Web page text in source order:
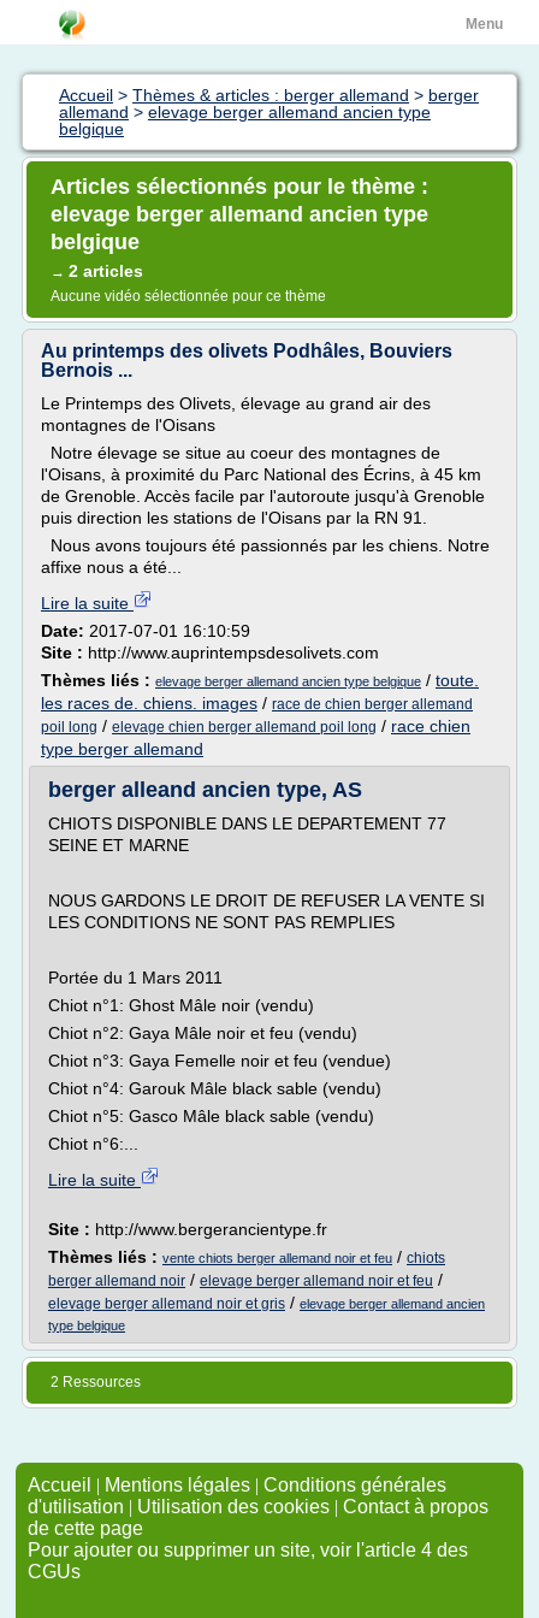
Menu
Accueil > Thèmes & articles : berger allemand > berger
allemand > elevage berger allemand ancien type
belgique
Articles sélectionnés pour le thème :
elevage berger allemand ancien type
belgique
→ 2 articles
Aucune vidéo sélectionnée pour ce thème
Au printemps des olivets Podhâles, Bouviers
Bernois ...
Le Printemps des Olivets, élevage au grand air des
montagnes de l'Oisans
Notre élevage se situe au coeur des montagnes de
l'Oisans, à proximité du Parc National des Écrins, à 45 km
de Grenoble. Accès facile par l'autoroute jusqu'à Grenoble
puis direction les stations de l'Oisans par la RN 91.
Nous avons toujours été passionnés par les chiens. Notre
affixe nous a été...
Lire la suite
Date: 2017-07-01 16:10:59
Site : http://www.auprintempsdesolivets.com
Thèmes liés : elevage berger allemand ancien type belgique / toute.
les races de. chiens. images / race de chien berger allemand
poil long / elevage chien berger allemand poil long / race chien
type berger allemand
berger alleand ancien type, AS
CHIOTS DISPONIBLE DANS LE DEPARTEMENT 77
SEINE ET MARNE
NOUS GARDONS LE DROIT DE REFUSER LA VENTE SI
LES CONDITIONS NE SONT PAS REMPLIES
Portée du 1 Mars 2011
Chiot n°1: Ghost Mâle noir (vendu)
Chiot n°2: Gaya Mâle noir et feu (vendu)
Chiot n°3: Gaya Femelle noir et feu (vendue)
Chiot n°4: Garouk Mâle black sable (vendu)
Chiot n°5: Gasco Mâle black sable (vendu)
Chiot n°6:...
Lire la suite
Site : http://www.bergerancientype.fr
Thèmes liés : vente chiots berger allemand noir et feu / chiots
berger allemand noir / elevage berger allemand noir et feu /
elevage berger allemand noir et gris / elevage berger allemand ancien
type belgique
2 Ressources
Accueil | Mentions légales | Conditions générales
d'utilisation | Utilisation des cookies | Contact à propos
de cette page
Pour ajouter ou supprimer un site, voir l'article 4 des
CGUs